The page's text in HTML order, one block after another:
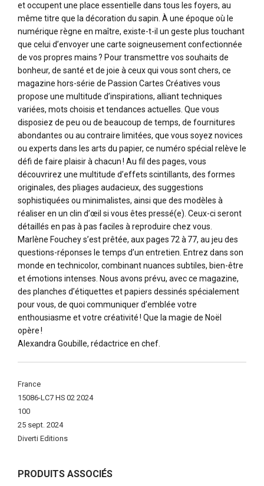
et occupent une place essentielle dans tous les foyers, au
même titre que la décoration du sapin. À une époque où le
numérique règne en maître, existe-t-il un geste plus touchant
que celui d’envoyer une carte soigneusement confectionnée
de vos propres mains ? Pour transmettre vos souhaits de
bonheur, de santé et de joie à ceux qui vous sont chers, ce
magazine hors-série de Passion Cartes Créatives vous
propose une multitude d’inspirations, alliant techniques
variées, mots choisis et tendances actuelles. Que vous
disposiez de peu ou de beaucoup de temps, de fournitures
abondantes ou au contraire limitées, que vous soyez novices
ou experts dans les arts du papier, ce numéro spécial relève le
défi de faire plaisir à chacun ! Au fil des pages, vous
découvrirez une multitude d’effets scintillants, des formes
originales, des pliages audacieux, des suggestions
sophistiquées ou minimalistes, ainsi que des modèles à
réaliser en un clin d’œil si vous êtes pressé(e). Ceux-ci seront
détaillés en pas à pas faciles à reproduire chez vous.
Marlène Fouchey s’est prêtée, aux pages 72 à 77, au jeu des
questions-réponses le temps d’un entretien. Entrez dans son
monde en technicolor, combinant nuances subtiles, bien-être
et émotions intenses. Nous avons prévu, avec ce magazine,
des planches d’étiquettes et papiers dessinés spécialement
pour vous, de quoi communiquer d’emblée votre
enthousiasme et votre créativité ! Que la magie de Noël
opère !
Alexandra Goubille, rédactrice en chef.
Plus
d'infos
France
15086-LC7 HS 02 2024
100
25 sept. 2024
Diverti Editions
PRODUITS ASSOCIÉS